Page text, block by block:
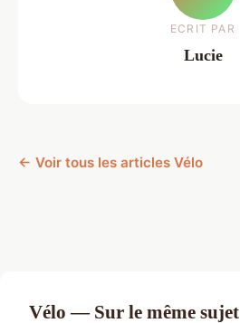
ECRIT PAR
Lucie
← Voir tous les articles Vélo
Vélo — Sur le même sujet